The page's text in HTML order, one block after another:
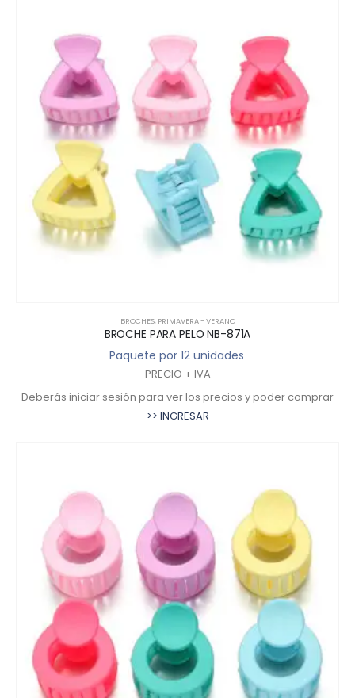
BROCHES, PRIMAVERA - VERANO
BROCHE PARA PELO NB-871A
Paquete por 12 unidades
PRECIO + IVA
Deberás iniciar sesión para ver los precios y poder comprar
>> INGRESAR